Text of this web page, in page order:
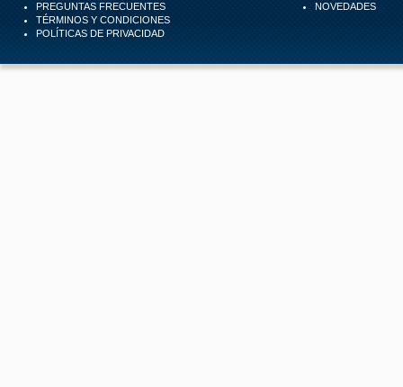
PREGUNTAS FRECUENTES
TÉRMINOS Y CONDICIONES
POLÍTICAS DE PRIVACIDAD
NOVEDADES